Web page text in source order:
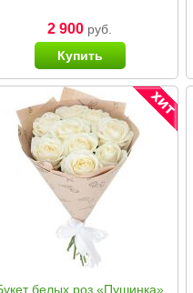
2 900 руб.
Купить
белых роз «Пушинка»